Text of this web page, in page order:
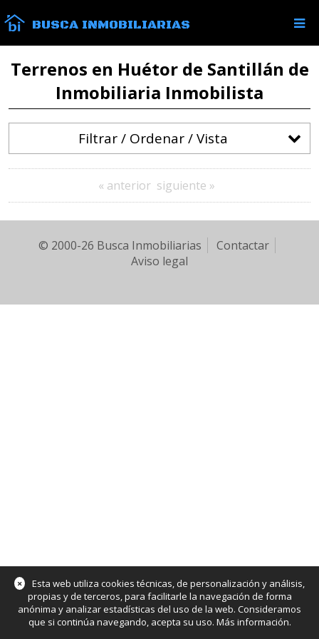
BUSCA INMOBILIARIAS
Terrenos en Huétor de Santillán de
Inmobiliaria Inmobilista
Filtrar / Ordenar / Vista
« anterior siguiente »
© 2000-26 Busca Inmobiliarias
Contactar
Aviso legal
×
Esta web utiliza cookies técnicas, de personalización y análisis,
propias y de terceros, para facilitarle la navegación de forma
anónima y analizar estadísticas del uso de la web. Consideramos
que si continúa navegando, acepta su uso. Más información.